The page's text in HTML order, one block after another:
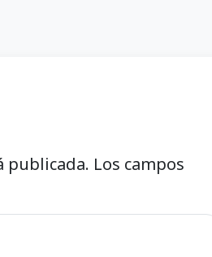
publicada. Los campos